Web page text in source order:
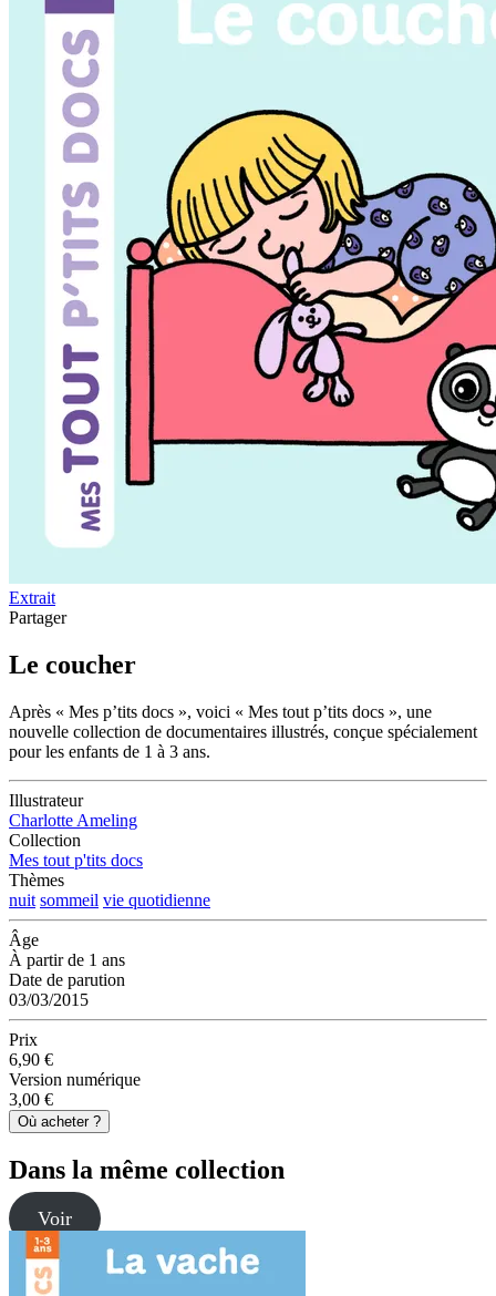
Extrait
Partager
Le coucher
Après « Mes p’tits docs », voici « Mes tout p’tits docs », une
nouvelle collection de documentaires illustrés, conçue spécialement
pour les enfants de 1 à 3 ans.
Illustrateur
Charlotte Ameling
Collection
Mes tout p'tits docs
Thèmes
nuit sommeil vie quotidienne
Âge
À partir de 1 ans
Date de parution
03/03/2015
Prix
6,90 €
Version numérique
3,00 €
Où acheter ?
Dans la même collection
Voir